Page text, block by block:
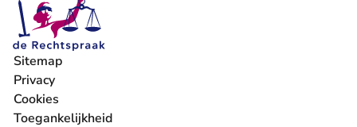
Sitemap
Privacy
Cookies
Toegankelijkheid